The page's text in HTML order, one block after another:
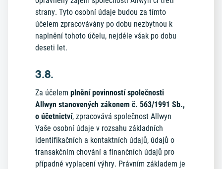
strany. Tyto osobní údaje budou za tímto
účelem zpracovávány po dobu nezbytnou k
naplnění tohoto účelu, nejdéle však po dobu
deseti let.
3.8.
Za účelem plnění povinností společnosti
Allwyn stanovených zákonem č. 563/1991 Sb.,
o účetnictví, zpracovává společnost Allwyn
Vaše osobní údaje v rozsahu základních
identifikačních a kontaktních údajů, údajů o
transakčním chování a finančních údajů pro
případné vyplacení výhry. Právním základem je